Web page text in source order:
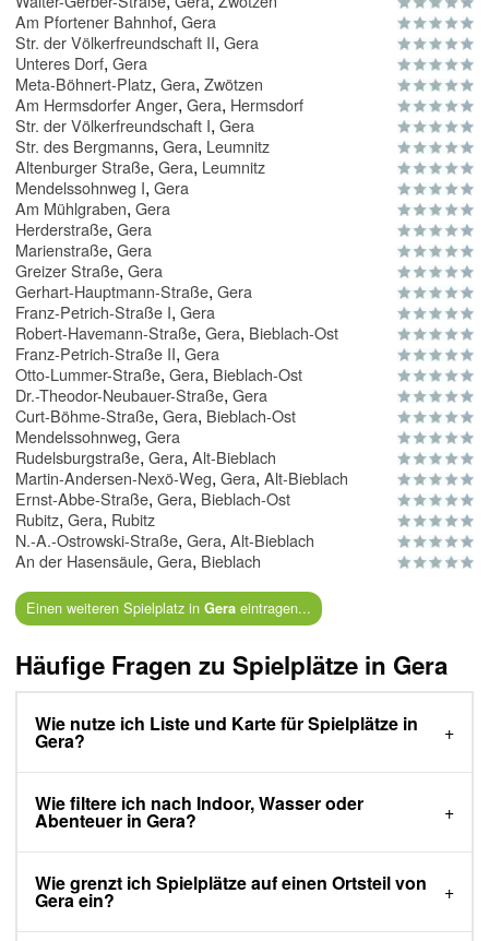
Am Pfortener Bahnhof, Gera
Str. der Völkerfreundschaft II, Gera
Unteres Dorf, Gera
Meta-Böhnert-Platz, Gera, Zwötzen
Am Hermsdorfer Anger, Gera, Hermsdorf
Str. der Völkerfreundschaft I, Gera
Str. des Bergmanns, Gera, Leumnitz
Altenburger Straße, Gera, Leumnitz
Mendelssohnweg I, Gera
Am Mühlgraben, Gera
Herderstraße, Gera
Marienstraße, Gera
Greizer Straße, Gera
Gerhart-Hauptmann-Straße, Gera
Franz-Petrich-Straße I, Gera
Robert-Havemann-Straße, Gera, Bieblach-Ost
Franz-Petrich-Straße II, Gera
Otto-Lummer-Straße, Gera, Bieblach-Ost
Dr.-Theodor-Neubauer-Straße, Gera
Curt-Böhme-Straße, Gera, Bieblach-Ost
Mendelssohnweg, Gera
Rudelsburgstraße, Gera, Alt-Bieblach
Martin-Andersen-Nexö-Weg, Gera, Alt-Bieblach
Ernst-Abbe-Straße, Gera, Bieblach-Ost
Rubitz, Gera, Rubitz
N.-A.-Ostrowski-Straße, Gera, Alt-Bieblach
An der Hasensäule, Gera, Bieblach
Einen weiteren Spielplatz in Geraeintragen...
Häufige Fragen zu Spielplätze in Gera
Wie nutze ich Liste und Karte für Spielplätze in
Gera?
Wie filtere ich nach Indoor, Wasser oder
Abenteuer in Gera?
Wie grenzt ich Spielplätze auf einen Ortsteil von
Gera ein?